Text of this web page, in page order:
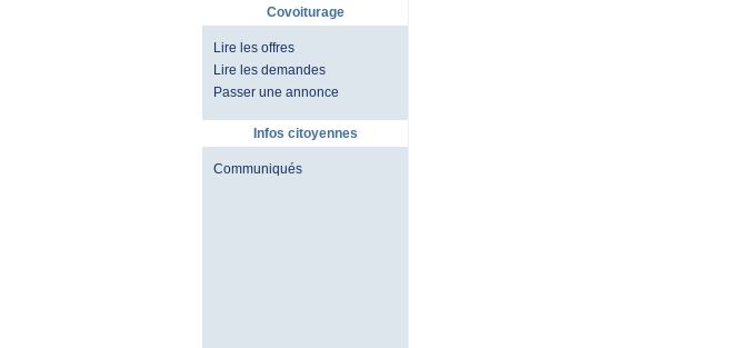
Covoiturage
Lire les offres
Lire les demandes
Passer une annonce
Infos citoyennes
Communiqués